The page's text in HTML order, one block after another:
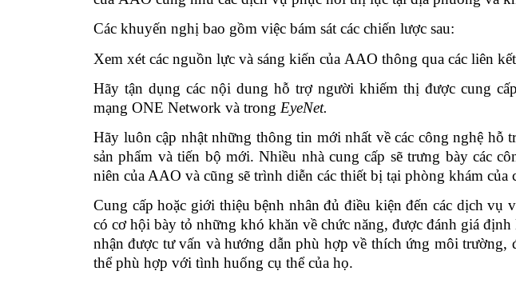
Các khuyến nghị bao gồm việc bám sát các chiến lược sau:
Xem xét các nguồn lực và sáng kiến của AAO thông qua các liên kết
Hãy tận dụng các nội dung hỗ trợ người khiếm thị được cung
mạng ONE Network và trong EyeNet.
Hãy luôn cập nhật những thông tin mới nhất về các công nghệ hỗ
sản phẩm và tiến bộ mới. Nhiều nhà cung cấp sẽ trưng bày các
niên của AAO và cũng sẽ trình diễn các thiết bị tại phòng khám của
Cung cấp hoặc giới thiệu bệnh nhân đủ điều kiện đến các dịch vụ
có cơ hội bày tỏ những khó khăn về chức năng, được đánh giá
nhận được tư vấn và hướng dẫn phù hợp về thích ứng môi trường,
thể phù hợp với tình huống cụ thể của họ.